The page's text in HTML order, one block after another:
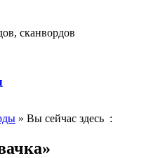
сканвордов
» Вы сейчас здесь :